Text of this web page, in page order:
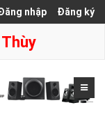
nhập Đăng ký